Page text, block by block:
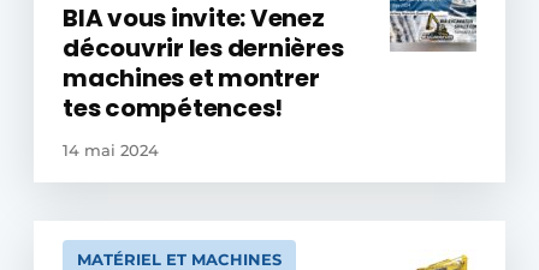
BIA vous invite: Venez
découvrir les dernières
machines et montrer
tes compétences!
14 mai 2024
MATÉRIEL ET MACHINES